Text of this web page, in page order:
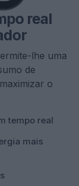
real
lhe uma
de
o
tempo real
mais